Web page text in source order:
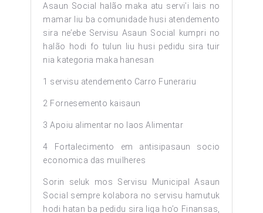
Asaun Social halão maka atu servi’i lais no
mamar liu ba comunidade husi atendemento
sira ne’ebe Servisu Asaun Social kumpri no
halão hodi fo tulun liu husi pedidu sira tuir
nia kategoria maka hanesan
1 servisu atendemento Carro Funerariu
2 Fornesemento kaisaun
3 Apoiu alimentar no laos Alimentar
4 Fortalecimento em antisipasaun socio
economica das muilheres
Sorin seluk mos Servisu Municipal Asaun
Social sempre kolabora no servisu hamutuk
hodi hatan ba pedidu sira liga ho’o Finansas,